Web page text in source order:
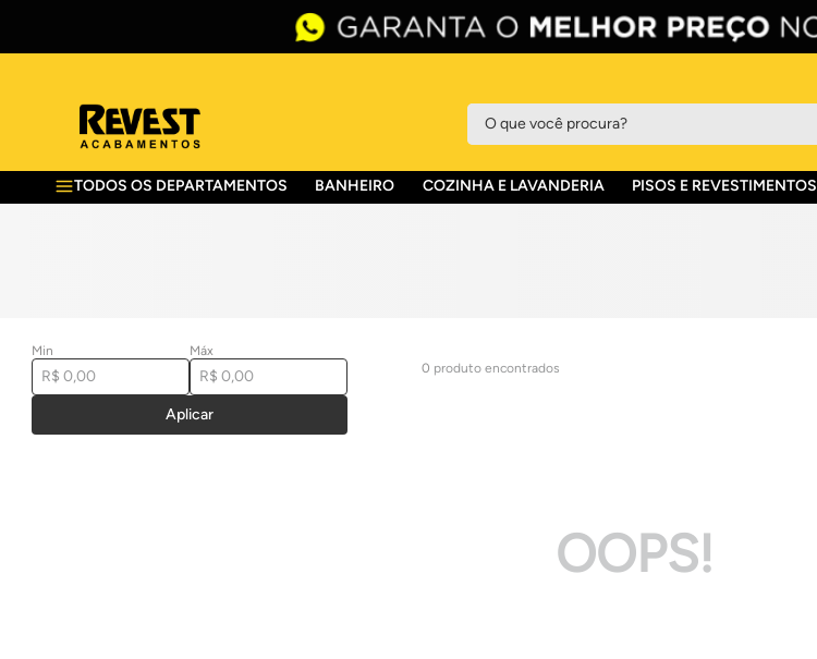
O que você procura?
TODOS OS DEPARTAMENTOS BANHEIRO COZINHA E LAVANDERIA PISOS E REVESTIMENTOS
Min Máx
Aplicar
0 produto
OOPS!